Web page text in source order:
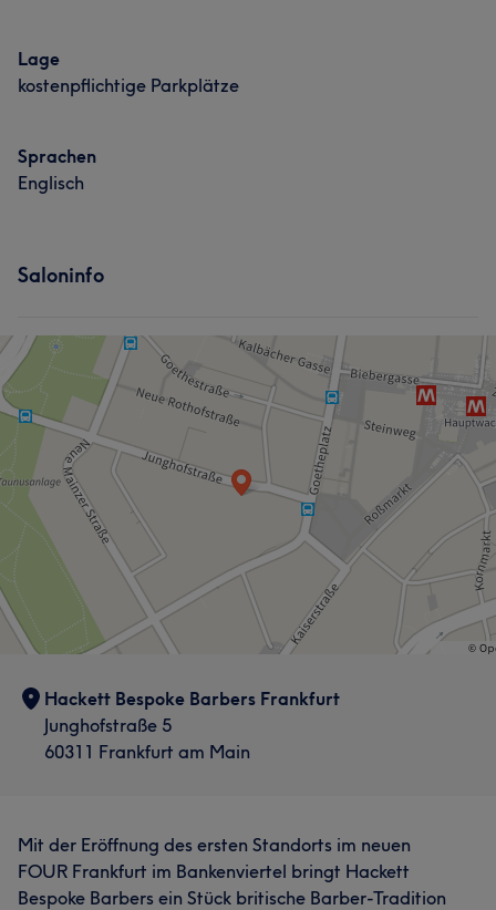
Lage
kostenpflichtige Parkplätze
Sprachen
Englisch
Saloninfo
Hackett Bespoke Barbers Frankfurt
Junghofstraße 5
60311 Frankfurt am Main
Mit der Eröffnung des ersten Standorts im neuen
FOUR Frankfurt im Bankenviertel bringt Hackett
Bespoke Barbers ein Stück britische Barber-Tradition